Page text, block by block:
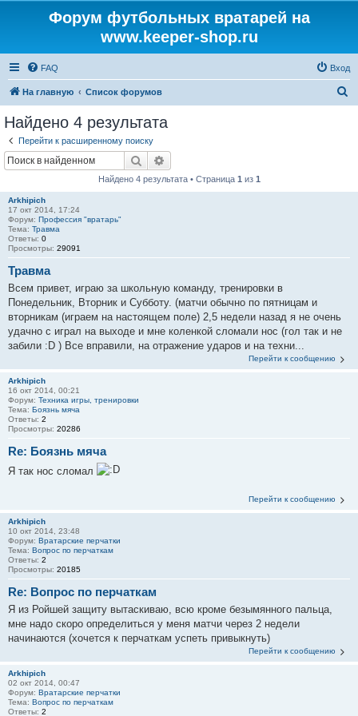
Форум футбольных вратарей на
www.keeper-shop.ru
FAQ Вход
На главную Список форумов
Найдено 4 результата
Перейти к расширенному поиску
Поиск
Найдено 4 результата • Страница 1 из 1
Arkhipich
17 окт 2014, 17:24
Форум: Профессия "вратарь"
Тема: Травма
Ответы: 0
Просмотры: 29091
Травма
Всем привет, играю за школьную команду, тренировки в
Понедельник, Вторник и Субботу. (матчи обычно по пятницам и
вторникам (играем на настоящем поле) 2,5 недели назад я не очень
удачно с играл на выходе и мне коленкой сломали нос (гол так и не
забили :D ) Все вправили, на отражение ударов и на техни...
Перейти к сообщению
Arkhipich
16 окт 2014, 00:21
Форум: Техника игры, тренировки
Тема: Боязнь мяча
Ответы: 2
Просмотры: 20286
Re: Боязнь мяча
Я так нос сломал
Перейти к сообщению
Arkhipich
10 окт 2014, 23:48
Форум: Вратарские перчатки
Тема: Вопрос по перчаткам
Ответы: 2
Просмотры: 20185
Re: Вопрос по перчаткам
Я из Ройшей защиту вытаскиваю, всю кроме безымянного пальца,
мне надо скоро определиться у меня матчи через 2 недели
начинаются (хочется к перчаткам успеть привыкнуть)
Перейти к сообщению
Arkhipich
02 окт 2014, 00:47
Форум: Вратарские перчатки
Тема: Вопрос по перчаткам
Ответы: 2